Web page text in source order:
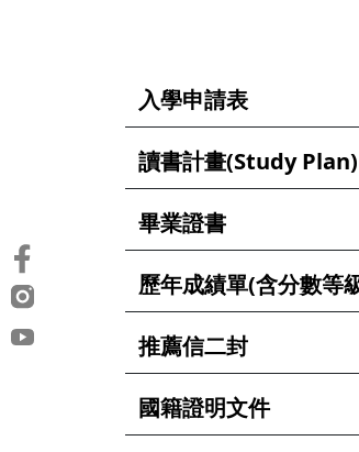
入學申請表
讀書計畫(Study Plan)
畢業證書
歷年成績單(含分數等
推薦信二封
國籍證明文件